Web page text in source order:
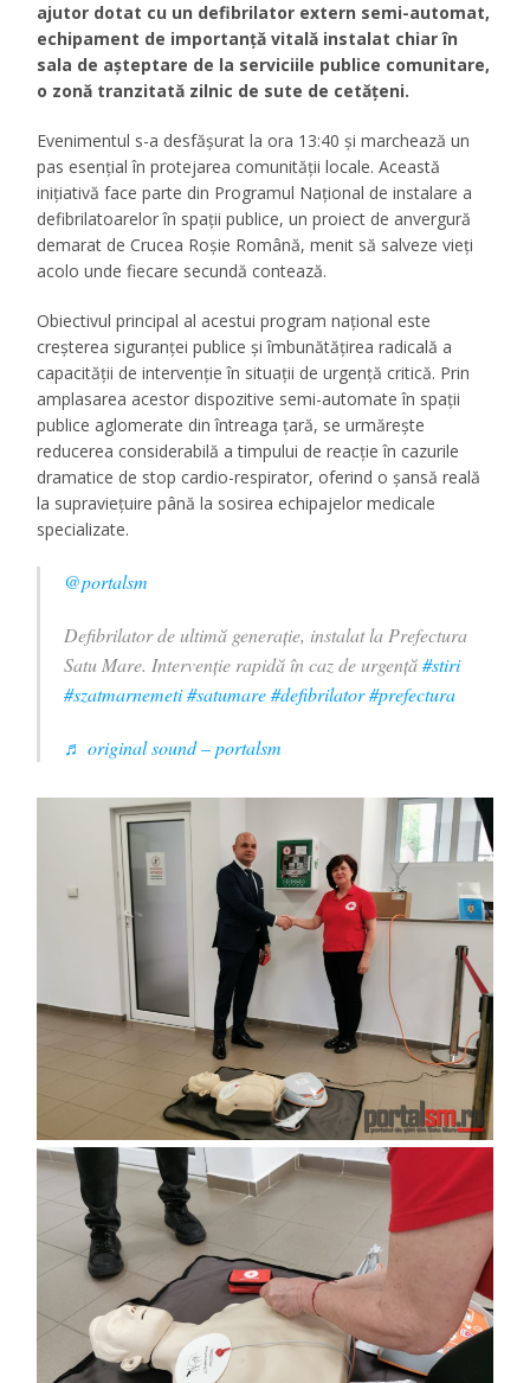
ajutor dotat cu un defibrilator extern semi-automat,
echipament de importanță vitală instalat chiar în
sala de așteptare de la serviciile publice comunitare,
o zonă tranzitată zilnic de sute de cetățeni.
Evenimentul s-a desfășurat la ora 13:40 și marchează un
pas esențial în protejarea comunității locale. Această
inițiativă face parte din Programul Național de instalare a
defibrilatoarelor în spații publice, un proiect de anvergură
demarat de Crucea Roșie Română, menit să salveze vieți
acolo unde fiecare secundă contează.
Obiectivul principal al acestui program național este
creșterea siguranței publice și îmbunătățirea radicală a
capacității de intervenție în situații de urgență critică. Prin
amplasarea acestor dispozitive semi-automate în spații
publice aglomerate din întreaga țară, se urmărește
reducerea considerabilă a timpului de reacție în cazurile
dramatice de stop cardio-respirator, oferind o șansă reală
la supraviețuire până la sosirea echipajelor medicale
specializate.
@portalsm
Defibrilator de ultimă generație, instalat la Prefectura
Satu Mare. Intervenție rapidă în caz de urgență#stiri
#szatmarnemeti#satumare #defibrilator#prefectura
♬ original sound – portalsm